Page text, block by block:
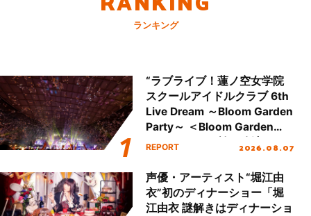
ランキング
“ラブライブ！蓮ノ空女学院
スクールアイドルクラブ 6th
Live Dream ～Bloom Garden
Party～ ＜Bloom Garden
Party Stage／埼玉公演＞”
REPORT 2026.08.07
声優・アーティスト“堀江由
衣”初のディナーショー「堀
江由衣 謎解きはディナーショ